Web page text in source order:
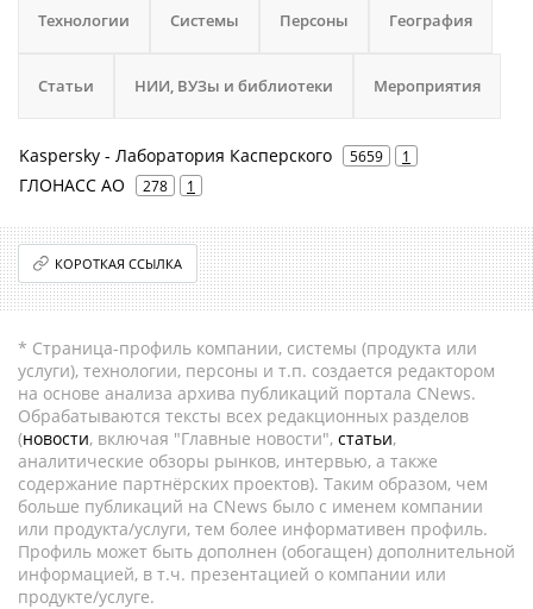
Технологии Системы Персоны География
Статьи НИИ, ВУЗы и библиотеки Мероприятия
Kaspersky - Лаборатория Касперского 5659 1
ГЛОНАСС АО 278 1
КОРОТКАЯ ССЫЛКА
* Страница-профиль компании, системы (продукта или
услуги), технологии, персоны и т.п. создается редактором
на основе анализа архива публикаций портала CNews.
Обрабатываются тексты всех редакционных разделов
(новости, включая "Главные новости", статьи,
аналитические обзоры рынков, интервью, а также
содержание партнёрских проектов). Таким образом, чем
больше публикаций на CNews было с именем компании
или продукта/услуги, тем более информативен профиль.
Профиль может быть дополнен (обогащен) дополнительной
информацией, в т.ч. презентацией о компании или
продукте/услуге.